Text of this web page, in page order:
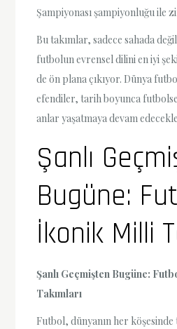
Şampiyonası şampiyonluğu ile
Bu takımlar, sadece sahada
futbolun evrensel dilini en iyi
de ön plana çıkıyor. Dünya
efendiler, tarih boyunca
anlar yaşatmaya devam
Şanlı
Bugüne:
İkonik Milli
Şanlı Geçmişten Bugüne:
Takımları
Futbol, dünyanın her